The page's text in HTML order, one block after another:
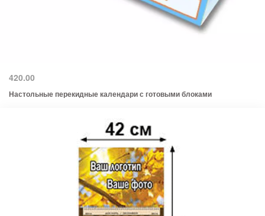
420.00
Настольные перекидные календари с готовыми блоками